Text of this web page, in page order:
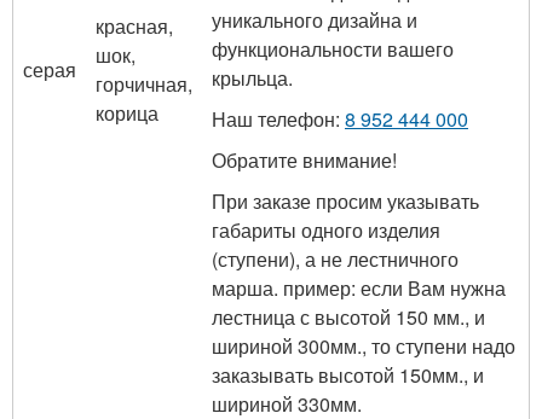
серая
красная,
шок,
горчичная,
корица
уникального дизайна и
функциональности вашего
крыльца.
Наш телефон: 8 952 444 000
Обратите внимание!
При заказе просим указывать
габариты одного изделия
(ступени), а не лестничного
марша. пример: если Вам нужна
лестница с высотой 150 мм., и
шириной 300мм., то ступени надо
заказывать высотой 150мм., и
шириной 330мм.